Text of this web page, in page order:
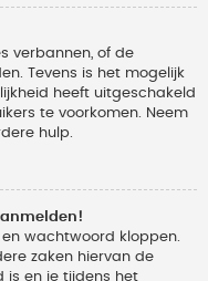
verbannen, of de
Tevens is het mogelijk
heeft uitgeschakeld
te voorkomen. Neem
hulp.
wachtwoord kloppen.
zaken hiervan de
is en je tijdens het